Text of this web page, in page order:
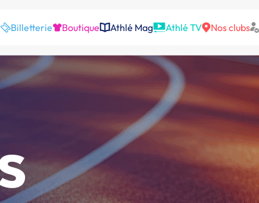
Billetterie Boutique Athlé Mag Athlé TV Nos clubs